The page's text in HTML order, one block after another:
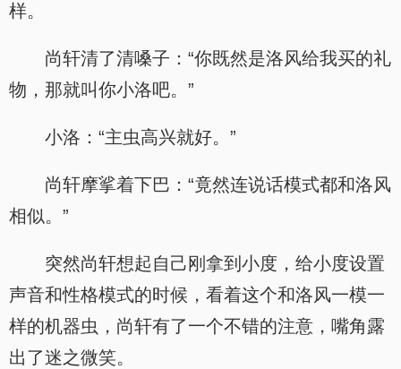
样。
尚轩清了清嗓子：“你既然是洛风给我买的礼
物，那就叫你小洛吧。”
小洛：“主虫高兴就好。”
尚轩摩挲着下巴：“竟然连说话模式都和洛风
相似。”
突然尚轩想起自己刚拿到小度，给小度设置
声音和性格模式的时候，看着这个和洛风一模一
样的机器虫，尚轩有了一个不错的注意，嘴角露
出了迷之微笑。